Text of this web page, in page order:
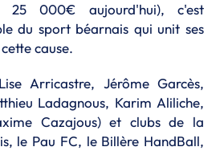
25 000€ aujourd'hui), c'est
du sport béarnais qui unit ses
cause.
Arricastre, Jérôme Garcès,
Ladagnous, Karim Aliliche,
Cazajous) et clubs de la
le Pau FC, le Billère HandBall,